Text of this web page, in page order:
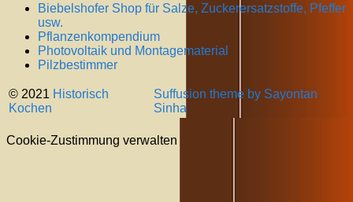
Biebelshofer Shop für Salze, Zuckerersatzstoffe, Pfeffer
usw.
Pflanzenkompendium
Photovoltaik und Montagematerial
Pilzbestimmer
© 2021 Historisch
Kochen
Suffusion theme by Sayontan
Sinha
Cookie-Zustimmung verwalten